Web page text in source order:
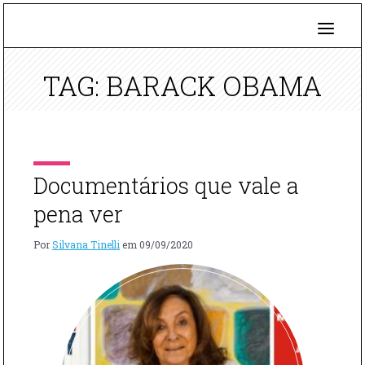
TAG: BARACK OBAMA
Documentários que vale a
pena ver
PorSilvana Tinelli em 09/09/2020